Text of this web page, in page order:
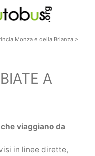
Monza e della Brianza >
A
viaggiano da
in linee dirette,